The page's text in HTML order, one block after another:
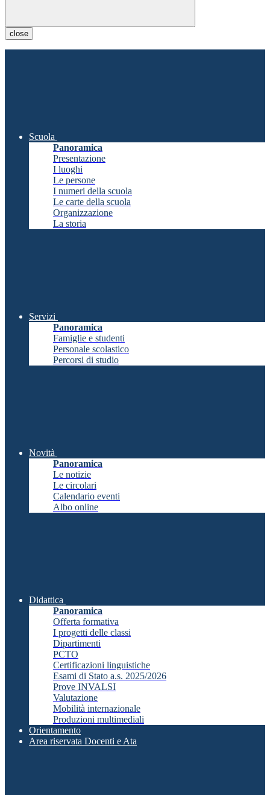
close
Scuola
Panoramica
Presentazione
I luoghi
Le persone
I numeri della scuola
Le carte della scuola
Organizzazione
La storia
Servizi
Panoramica
Famiglie e studenti
Personale scolastico
Percorsi di studio
Novità
Panoramica
Le notizie
Le circolari
Calendario eventi
Albo online
Didattica
Panoramica
Offerta formativa
I progetti delle classi
Dipartimenti
PCTO
Certificazioni linguistiche
Esami di Stato a.s. 2025/2026
Prove INVALSI
Valutazione
Mobilità internazionale
Produzioni multimediali
Orientamento
Area riservata Docenti e Ata